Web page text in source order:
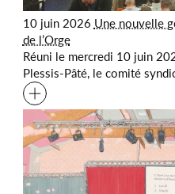
10 juin 2026 Une nouvelle
de l’Orge
Réuni le mercredi 10 juin
Plessis-Pâté, le comité